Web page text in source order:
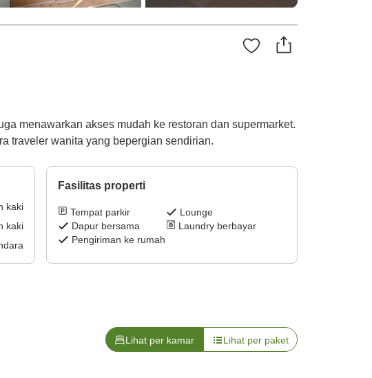
menawarkan akses mudah ke restoran dan supermarket.
traveler wanita yang bepergian sendirian.
kaki
kaki
Fasilitas properti
Tempat parkir
Lounge
Dapur bersama
Laundry berbayar
Pengiriman ke rumah
Lihat per kamar Lihat per paket